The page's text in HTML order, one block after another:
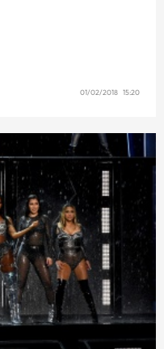
01/02/2018 15:20